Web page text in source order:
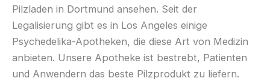
Pilzladen in Dortmund ansehen. Seit der
Legalisierung gibt es in Los Angeles einige
Psychedelika-Apotheken, die diese Art von Medizin
anbieten. Unsere Apotheke ist bestrebt, Patienten
und Anwendern das beste Pilzprodukt zu liefern.